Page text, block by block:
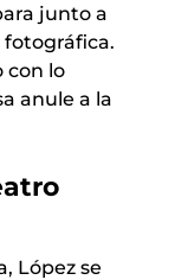
junto a
fotográfica.
con lo
anule a la
López se